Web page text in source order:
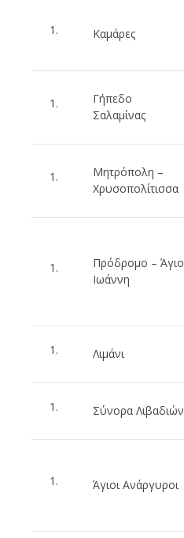
Καμάρες
Γήπεδο
Σαλαμίνας
Μητρόπολη –
Χρυσοπολίτισσα
Πρόδρομο – Άγιο
Ιωάννη
Λιμάνι
Σύνορα Λιβαδιών
Άγιοι Ανάργυροι